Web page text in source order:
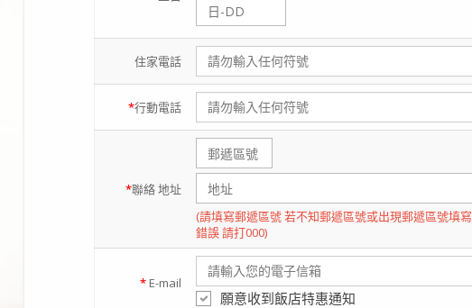
住家電話
*行動電話
*聯絡地址
(請填寫郵遞區號 若不知郵遞區號或出現郵遞區號填寫
錯誤 請打000)
* E-mail
願意收到飯店特惠通知